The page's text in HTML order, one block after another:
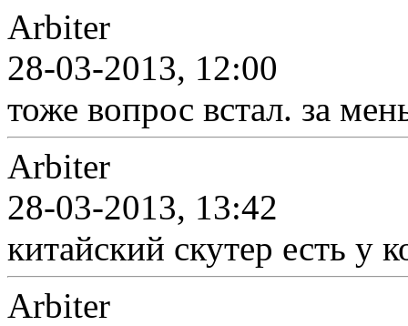
Arbiter
28-03-2013, 12:00
тоже вопрос встал. за
Arbiter
28-03-2013, 13:42
китайский скутер есть у
Arbiter